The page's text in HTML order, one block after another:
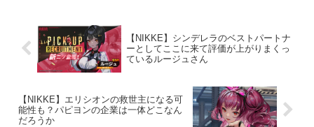
【NIKKE】シンデレラのベストパートナ
ーとしてここに来て評価が上がりまくっ
ているルージュさん
【NIKKE】エリシオンの救世主になる可
能性も？パピヨンの企業は一体どこなん
だろうか